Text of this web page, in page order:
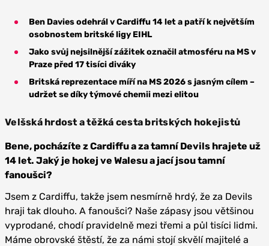
Ben Davies odehrál v Cardiffu 14 let a patří k největším
osobnostem britské ligy EIHL
Jako svůj nejsilnější zážitek označil atmosféru na MS v
Praze před 17 tisíci diváky
Britská reprezentace míří na MS 2026 s jasným cílem –
udržet se díky týmové chemii mezi elitou
Velšská hrdost a těžká cesta britských hokejistů
Bene, pocházíte z Cardiffu a za tamní Devils hrajete už
14 let. Jaký je hokej ve Walesu a jací jsou tamní
fanoušci?
Jsem z Cardiffu, takže jsem nesmírně hrdý, že za Devils
hraji tak dlouho. A fanoušci? Naše zápasy jsou většinou
vyprodané, chodí pravidelně mezi třemi a půl tisíci lidmi.
Máme obrovské štěstí, že za námi stojí skvělí majitelé a